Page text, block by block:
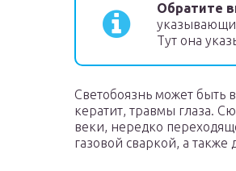
Обратите
Тут она
Светобоязнь может быть
кератит, травмы глаза.
веки, нередко
газовой сваркой, а